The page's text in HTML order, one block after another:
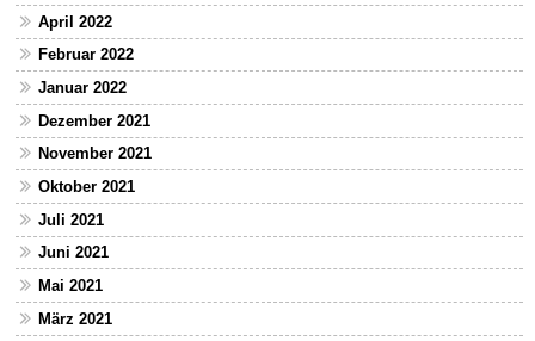
April 2022
Februar 2022
Januar 2022
Dezember 2021
November 2021
Oktober 2021
Juli 2021
Juni 2021
Mai 2021
März 2021